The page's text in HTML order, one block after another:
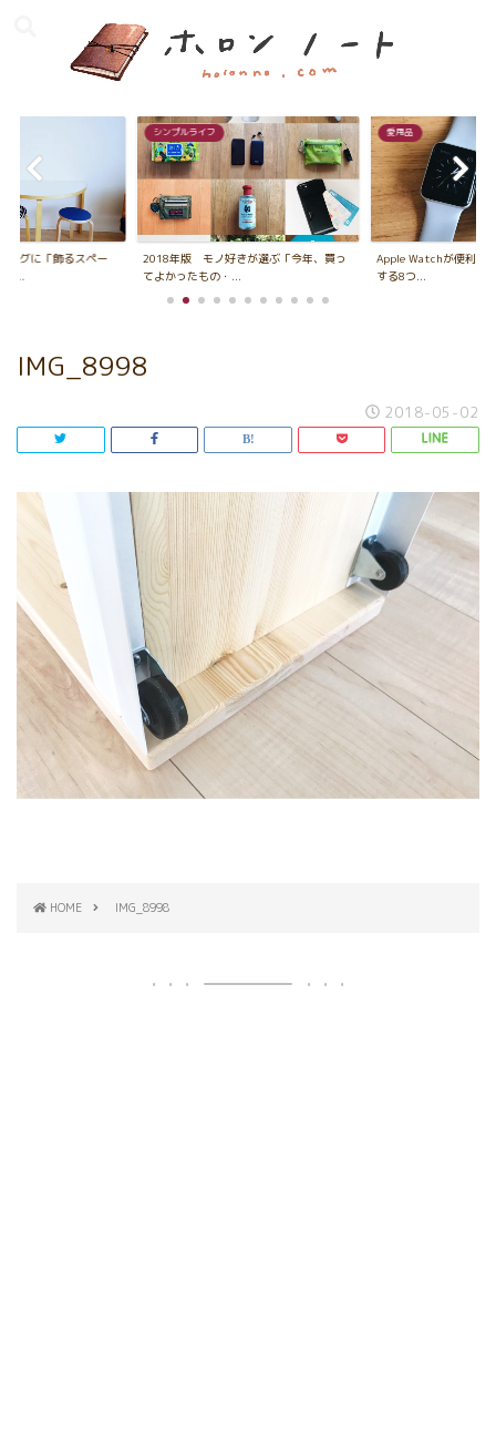
ングに「飾るスペー
シンプルライフ
2018年版 モノ好きが選ぶ「今年、買っ
てよかったもの・...
愛用品
Apple Watchが便利す
する8つ...
IMG_8998
2018-05-02
HOME IMG_8998